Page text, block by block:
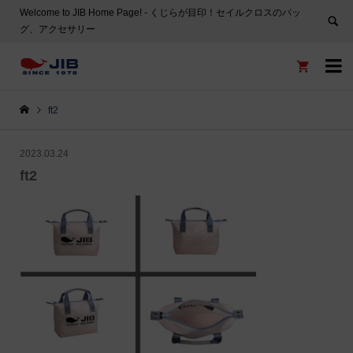
Welcome to JIB Home Page! ‐ くじらが目印！セイルクロスのバッ
グ、アクセサリー


ft2
2023.03.24
ft2